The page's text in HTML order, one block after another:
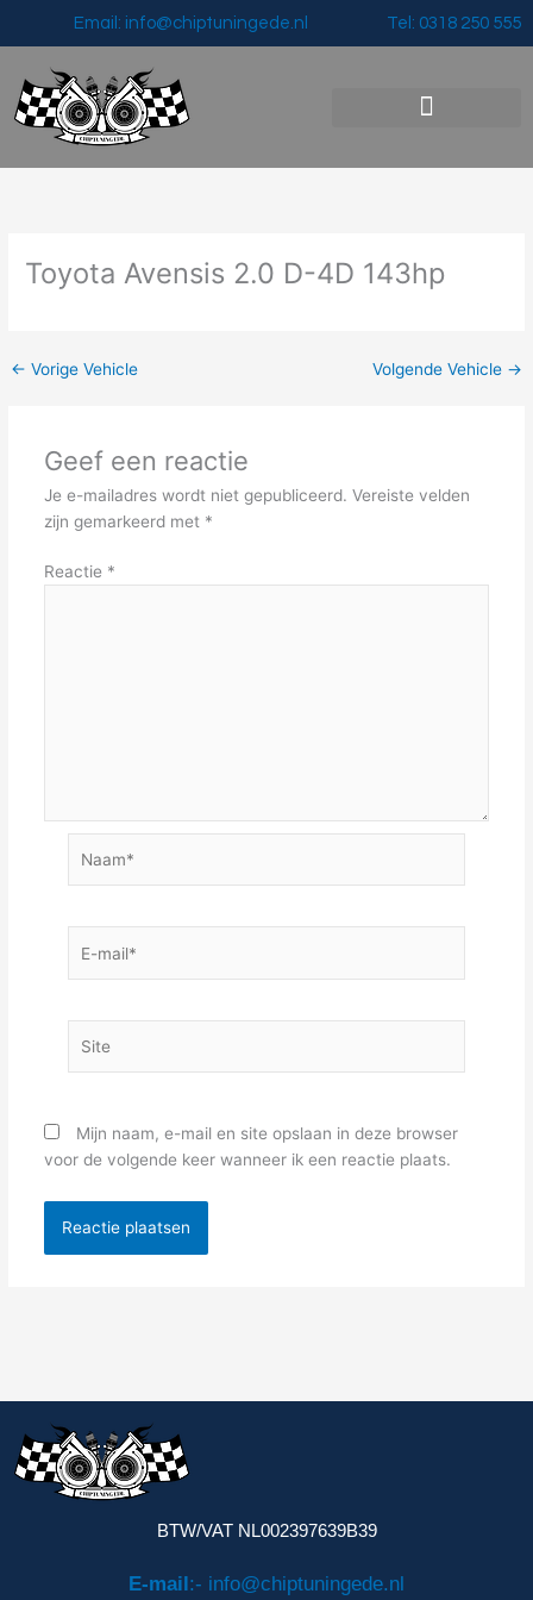
inhoud
Email: info@chiptuningede.nl Tel: 0318 250 555
Toyota Avensis 2.0 D-4D 143hp
← Vorige Vehicle Volgende Vehicle →
Geef een reactie
Je e-mailadres wordt niet gepubliceerd. Vereiste velden
zijn gemarkeerd met *
Reactie *
mail*
Mijn naam, e-mail en site opslaan in deze browser
voor de volgende keer wanneer ik een reactie plaats.
BTW/VAT NL002397639B39
E-mail :- info@chiptuningede.nl